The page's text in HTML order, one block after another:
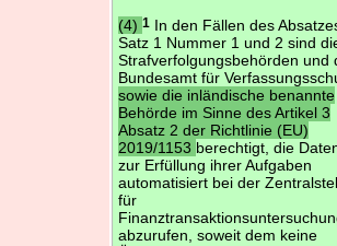
(4)1 In den Fällen des
Satz 1 Nummer 1 und 2 sind
Strafverfolgungsbehörden und
Bundesamt für
sowie die inländische benannte
Behörde im Sinne des Artikel 3
Absatz 2 der Richtlinie (EU)
2019/1153 berechtigt, die
zur Erfüllung ihrer Aufgaben
automatisiert bei der
für
abzurufen, soweit dem keine